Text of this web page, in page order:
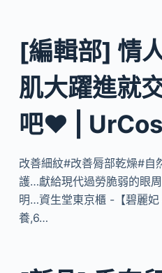
[編輯部] 情
肌大躍進就
吧❤ |
改善細紋#改善脣部乾燥#自
護…獻給現代過勞脆弱的眼
明…資生堂東京櫃 -【碧麗
養,6…